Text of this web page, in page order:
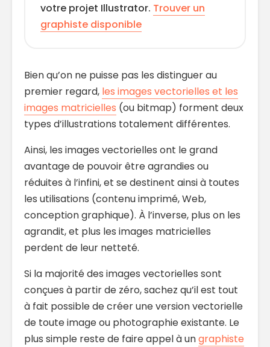
votre projet Illustrator. Trouver un
graphiste disponible
Bien qu’on ne puisse pas les distinguer au
premier regard, les images vectorielles et les
images matricielles (ou bitmap) forment deux
types d’illustrations totalement différentes.
Ainsi, les images vectorielles ont le grand
avantage de pouvoir être agrandies ou
réduites à l’infini, et se destinent ainsi à toutes
les utilisations (contenu imprimé, Web,
conception graphique). À l’inverse, plus on les
agrandit, et plus les images matricielles
perdent de leur netteté.
Si la majorité des images vectorielles sont
conçues à partir de zéro, sachez qu’il est tout
à fait possible de créer une version vectorielle
de toute image ou photographie existante. Le
plus simple reste de faire appel à ungraphiste